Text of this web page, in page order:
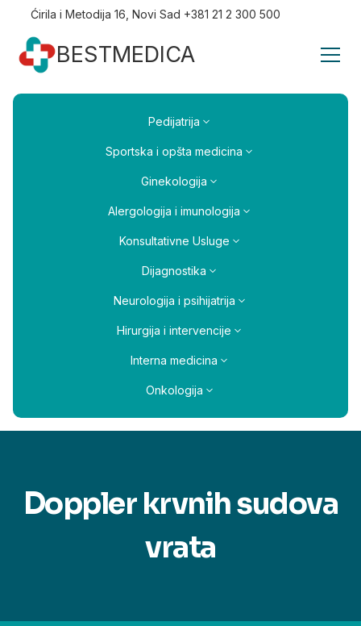
Ćirila i Metodija 16, Novi Sad +381 21 2 300 500
BESTMEDICA
Pedijatrija
Sportska i opšta medicina
Ginekologija
Alergologija i imunologija
Konsultativne Usluge
Dijagnostika
Neurologija i psihijatrija
Hirurgija i intervencije
Interna medicina
Onkologija
Doppler krvnih sudova
vrata